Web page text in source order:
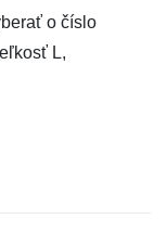
o číslo
L,